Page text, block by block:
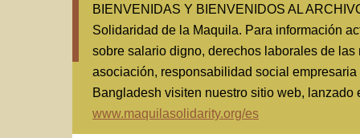
BIENVENIDAS Y BIENVENIDOS AL
Solidaridad de la Maquila. Para información
sobre salario digno, derechos laborales de las
asociación, responsabilidad social
Bangladesh visiten nuestro sitio web, lanzado
www.maquilasolidarity.org/es